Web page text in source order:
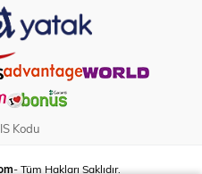
- Tüm Hakları Saklıdır.